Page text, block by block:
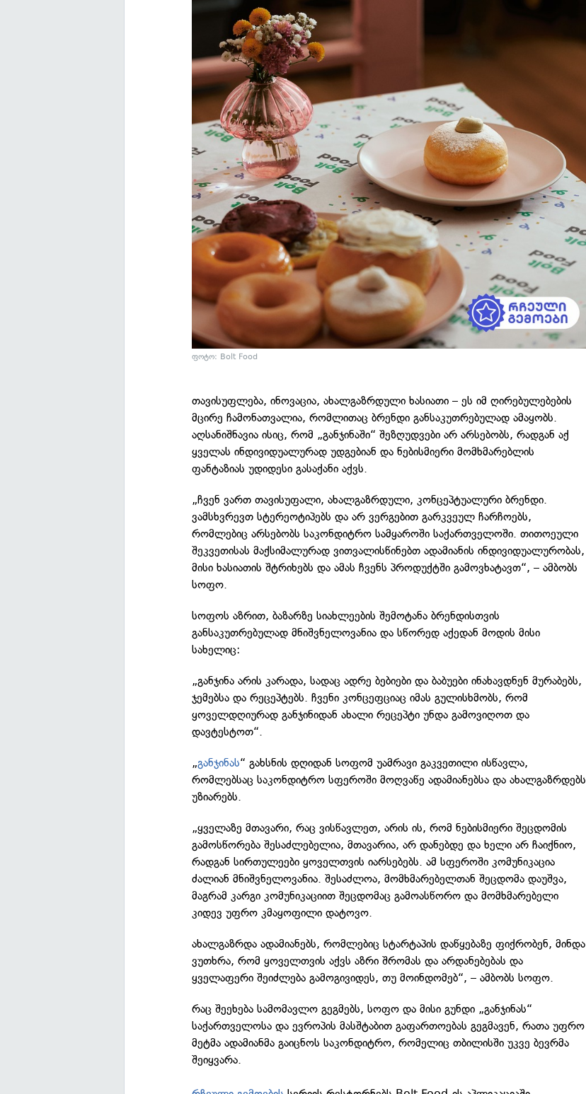
ფოტო: Bolt Food
თავისუფლება, ინოვაცია, ახალგაზრდული ხასიათი – ეს იმ ღირებულებების
მცირე ჩამონათვალია, რომლითაც ბრენდი განსაკუთრებულად ამაყობს.
აღსანიშნავია ისიც, რომ „განჯინაში“ შეზღუდვები არ არსებობს, რადგან აქ
ყველას ინდივიდუალურად უდგებიან და ნებისმიერი მომხმარებლის
ფანტაზიას უდიდესი გასაქანი აქვს.
„ჩვენ ვართ თავისუფალი, ახალგაზრდული, კონცეპტუალური ბრენდი.
ვამსხვრევთ სტერეოტიპებს და არ ვერგებით გარკვეულ ჩარჩოებს,
რომლებიც არსებობს საკონდიტრო სამყაროში საქართველოში. თითოეული
შეკვეთისას მაქსიმალურად ვითვალისწინებთ ადამიანის ინდივიდუალურობას,
მისი ხასიათის შტრიხებს და ამას ჩვენს პროდუქტში გამოვხატავთ“, – ამბობს
სოფო.
სოფოს აზრით, ბაზარზე სიახლეების შემოტანა ბრენდისთვის
განსაკუთრებულად მნიშვნელოვანია და სწორედ აქედან მოდის მისი
სახელიც:
„განჯინა არის კარადა, სადაც ადრე ბებიები და ბაბუები ინახავდნენ მურაბებს,
ჯემებსა და რეცეპტებს. ჩვენი კონცეფციაც იმას გულისხმობს, რომ
ყოველდღიურად განჯინიდან ახალი რეცეპტი უნდა გამოვიღოთ და
დავტესტოთ“.
„განჯინას“ გახსნის დღიდან სოფომ უამრავი გაკვეთილი ისწავლა,
რომლებსაც საკონდიტრო სფეროში მოღვაწე ადამიანებსა და ახალგაზრდებს
უზიარებს.
„ყველაზე მთავარი, რაც ვისწავლეთ, არის ის, რომ ნებისმიერი შეცდომის
გამოსწორება შესაძლებელია, მთავარია, არ დანებდე და ხელი არ ჩაიქნიო,
რადგან სირთულეები ყოველთვის იარსებებს. ამ სფეროში კომუნიკაცია
ძალიან მნიშვნელოვანია. შესაძლოა, მომხმარებელთან შეცდომა დაუშვა,
მაგრამ კარგი კომუნიკაციით შეცდომაც გამოასწორო და მომხმარებელი
კიდევ უფრო კმაყოფილი დატოვო.
ახალგაზრდა ადამიანებს, რომლებიც სტარტაპის დაწყებაზე ფიქრობენ, მინდა
ვუთხრა, რომ ყოველთვის აქვს აზრი შრომას და არდანებებას და
ყველაფერი შეიძლება გამოგივიდეს, თუ მოინდომებ“, – ამბობს სოფო.
რაც შეეხება სამომავლო გეგმებს, სოფო და მისი გუნდი „განჯინას“
საქართველოსა და ევროპის მასშტაბით გაფართოებას გეგმავენ, რათა უფრო
მეტმა ადამიანმა გაიცნოს საკონდიტრო, რომელიც თბილისში უკვე ბევრმა
შეიყვარა.